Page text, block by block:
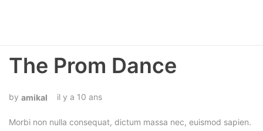
The Prom Dance
amikal il y a 10 ans
Morbi non nulla consequat, dictum massa nec, euismod sapien.